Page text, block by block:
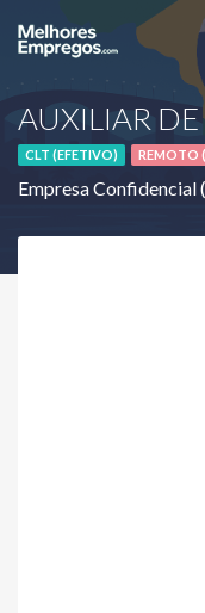
AUXILIAR
CLT (EFETIVO) REMOTO
Empresa Confidencial (